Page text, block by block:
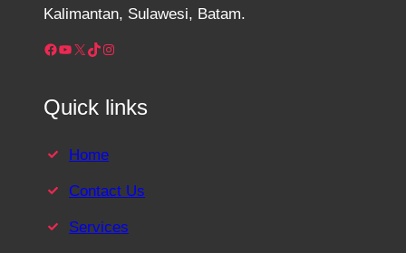
Kalimantan, Sulawesi, Batam.
Facebook YouTube X TikTok Instagram
Quick links
Home
Contact Us
Services